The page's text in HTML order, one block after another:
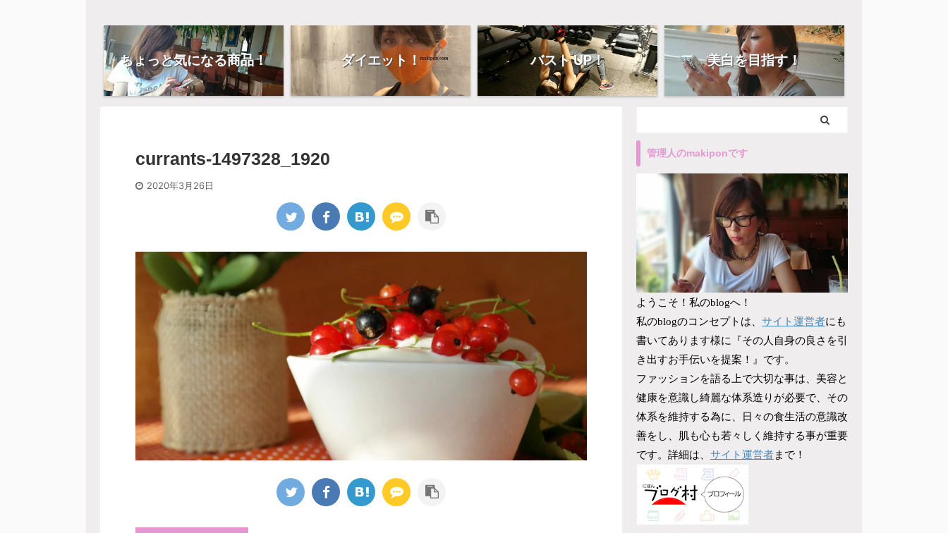
ちょっと気になる商品！ ダイエット！ バスト UP！ 美白を目指す！
currants-1497328_1920
2020年3月26日
管理人のmakiponです
ようこそ！私のblogへ！
私のblogのコンセプトは、 サイト運営者にも
書いてあります様に『その人自身の良さを引
き出すお手伝いを提案！』です。
ファッションを語る上で大切な事は、美容と
健康を意識し綺麗な体系造りが必要で、その
体系を維持する為に、日々の食生活の意識改
善をし、肌も心も若々しく維持する事が重要
です。詳細は、 サイト運営者まで！